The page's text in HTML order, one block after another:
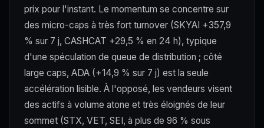
prix pour l'instant. Le momentum se concentre sur
des micro-caps à très fort turnover (SKYAI +357,9
% sur 7 j, CASHCAT +29,5 % en 24 h), typique
d'une spéculation de queue de distribution ; côté
large caps, ADA (+14,9 % sur 7 j) est la seule
accélération lisible. À l'opposé, les vendeurs visent
des actifs à volume atone et très éloignés de leur
sommet (STX, VET, SEI, à plus de 96 % sous